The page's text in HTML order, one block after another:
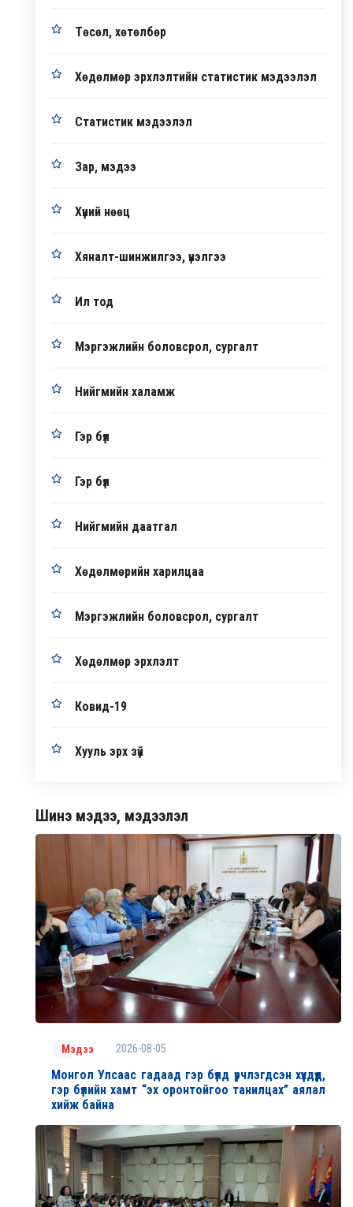
Төсөл, хөтөлбөр
Хөдөлмөр эрхлэлтийн статистик мэдээлэл
Статистик мэдээлэл
Зар, мэдээ
Хүний нөөц
Хяналт-шинжилгээ, үнэлгээ
Ил тод
Мэргэжлийн боловсрол, сургалт
Нийгмийн халамж
Гэр бүл
Гэр бүл
Нийгмийн даатгал
Хөдөлмөрийн харилцаа
Мэргэжлийн боловсрол, сургалт
Хөдөлмөр эрхлэлт
Ковид-19
Хууль эрх зүй
Шинэ мэдээ, мэдээлэл
Мэдээ 2026-08-05
Монгол Улсаас гадаад гэр бүлд үрчлэгдсэн хүүхдүүд,
гэр бүлийн хамт “эх оронтойгоо танилцах” аялал
хийж байна